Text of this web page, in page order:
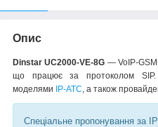
Опис
Dinstar UC2000-VE-8G ― VoIP-
що працює за протоколом SIP.
моделями IP-АТС , а також
Спеціальне пропонування за